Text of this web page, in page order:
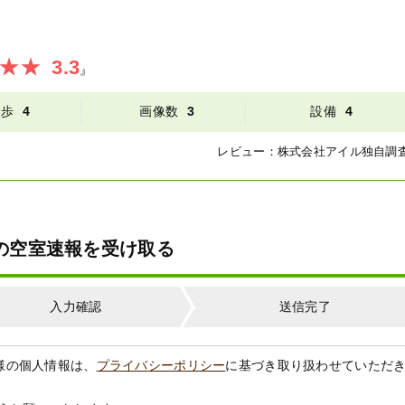
3.3』
4 画像数 3 設備 4
レビュー： 株式会社アイル独自調
空室速報を受け取る
入力確認 送信完了
個人情報は、 プライバシーポリシーに基づき取り扱わせていただ